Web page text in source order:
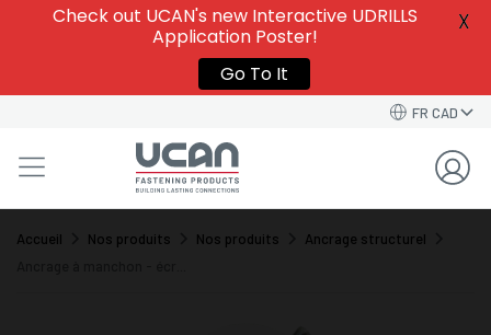
FR CAD
Accueil Nos produits Nos produits
Ancrage structurel
Check out UCAN's new Interactive UDRILLS
Application Poster!
Go To It
X